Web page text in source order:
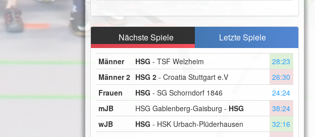
Nächste Spiele Letzte Spiele
Männer HSG - TSF Welzheim
28:23
Männer 2 HSG 2- Croatia Stuttgart e.V
26:30
Frauen
HSG - SG Schorndorf 1846
24:24
mJB
HSG Gablenberg-Gaisburg - HSG
38:24
wJB
HSG - HSK Urbach-Plüderhausen
32:16